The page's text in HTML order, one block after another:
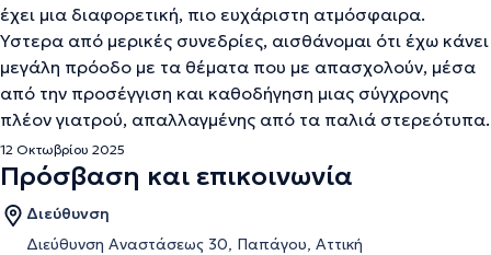
έχει μια διαφορετική, πιο ευχάριστη ατμόσφαιρα.
Ύστερα από μερικές συνεδρίες, αισθάνομαι ότι έχω κάνει
μεγάλη πρόοδο με τα θέματα που με απασχολούν, μέσα
από την προσέγγιση και καθοδήγηση μιας σύγχρονης
πλέον γιατρού, απαλλαγμένης από τα παλιά στερεότυπα.
12 Οκτωβρίου 2025
Πρόσβαση και επικοινωνία
Διεύθυνση
Διεύθυνση Αναστάσεως 30, Παπάγου, Αττική